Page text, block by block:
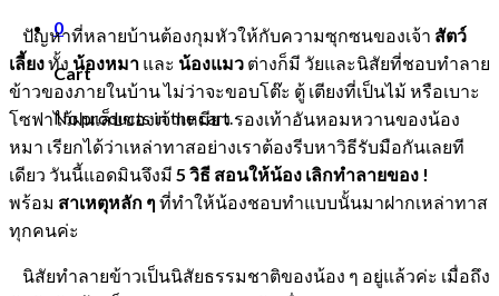
0
Cart
No products in the cart.
ปัญหาที่หลายบ้านต้องกุมหัวให้กับความซุกซนของเจ้า สัตว์
เลี้ยงทั้ง น้องหมา และ น้องแมว ต่างก็มี วัยและนิสัยที่ชอบทำลาย
ข้าวของภายในบ้าน ไม่ว่าจะขอบโต๊ะ ตู้ เตียงที่เป็นไม้ หรือเบาะ
โซฟาไว้ฝนเล็บของเจ้าเหมียว รองเท้าอันหอมหวานของน้อง
หมา เรียกได้ว่าเหล่าทาสอย่างเราต้องรีบหาวิธีรับมือกันเลยที
เดียว วันนี้แอดมินจึงมี 5 วิธี สอนให้น้อง เลิกทำลายของ !
พร้อม สาเหตุหลัก ๆ ที่ทำให้น้องชอบทำแบบนั้นมาฝากเหล่าทาส
ทุกคนค่ะ
นิสัยทำลายข้าวเป็นนิสัยธรรมชาติของน้อง ๆ อยู่แล้วค่ะ เมื่อถึง